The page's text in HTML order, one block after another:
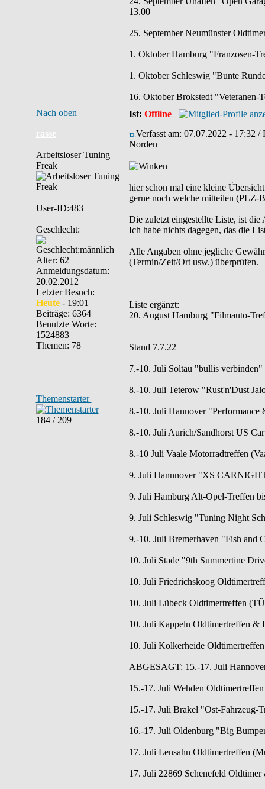
13.00
25. September Neumünster
1. Oktober Hamburg "Franzosen-
1. Oktober Schleswig "Bunte
16. Oktober Brokstedt "Veteranen-
Nach oben
Ist: Offline
rasse
Arbeitsloser Tuning
Freak
User-ID:483
Geschlecht:
Alter: 62
Anmeldungsdatum:
20.02.2012
Letzter Besuch:
Heute- 19:01
Beiträge: 6364
Benutzte Worte:
1524883
Themen: 78
Themenstarter
184 / 209
Verfasst am: 07.07.2022 - 17:32 /
Norden
hier schon mal eine kleine
gerne noch welche mitteilen (PLZ-
Die zuletzt eingestellte Liste, ist
Ich habe nichts dagegen, das die
Alle Angaben ohne jegliche
(Termin/Zeit/Ort usw.) überprüfen.
Liste ergänzt:
20. August Hamburg "Filmauto-
Stand 7.7.22
7.-10. Juli Soltau "bullis
8.-10. Juli Teterow "Rust'n'Dust
8.-10. Juli Hannover "Performance
8.-10. Juli Aurich/Sandhorst US
8.-10 Juli Vaale Motorradtreffen
9. Juli Hannnover "XS
9. Juli Hamburg Alt-Opel-Treffen
9. Juli Schleswig "Tuning Night
9.-10. Juli Bremerhaven "Fish and
10. Juli Stade "9th Summertine
10. Juli Friedrichskoog
10. Juli Lübeck Oldtimertreffen
10. Juli Kappeln Oldtimertreffen &
10. Juli Kolkerheide Oldtimertreffen
ABGESAGT: 15.-17. Juli
15.-17. Juli Wehden Oldtimertreffen
15.-17. Juli Brakel "Ost-Fahrzeug-
16.-17. Juli Oldenburg "Big
17. Juli Lensahn Oldtimertreffen
17. Juli 22869 Schenefeld